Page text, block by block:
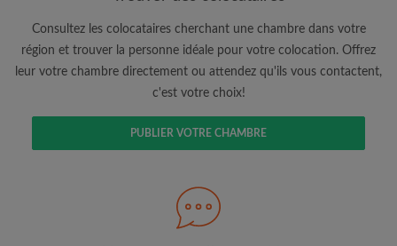
Je souhaite recevoir des offres exclusives et des mises à
jour du compte par e-mail
Consultez les chambres et les profils des
Consultez les colocataires cherchant une chambre dans votre
région et trouver la personne idéale pour votre colocation. Offrez
leur votre chambre directement ou attendez qu'ils vous contactent,
c'est votre choix!
PUBLIER VOTRE CHAMBRE